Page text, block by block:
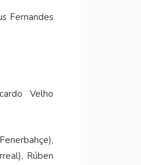
Fernandes
Velho
Rúben